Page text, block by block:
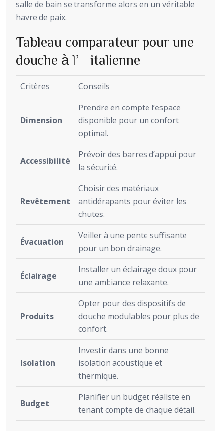
salle de bain se transforme alors en un véritable
havre de paix.
Tableau comparateur pour une
douche à l’italienne
Critères Conseils
Dimension
Prendre en compte l’espace
disponible pour un confort
optimal.
Accessibilité
Prévoir des barres d’appui pour
la sécurité.
Revêtement
Choisir des matériaux
antidérapants pour éviter les
chutes.
Évacuation
Veiller à une pente suffisante
pour un bon drainage.
Éclairage
Installer un éclairage doux pour
une ambiance relaxante.
Produits
Opter pour des dispositifs de
douche modulables pour plus de
confort.
Isolation
Investir dans une bonne
isolation acoustique et
thermique.
Budget
Planifier un budget réaliste en
tenant compte de chaque détail.